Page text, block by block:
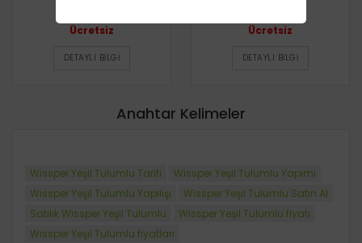
Ücretsiz
DETAYLI BILGI
Ücretsiz
DETAYLI BILGI
Anahtar Kelimeler
Wissper Yeşil Tulumlu Tarifi
Wissper Yeşil Tulumlu Yapımı
Wissper Yeşil Tulumlu Yapılışı
Wissper Yeşil Tulumlu Satın Al
Satılık Wissper Yeşil Tulumlu
Wissper Yeşil Tulumlu fiyatı
Wissper Yeşil Tulumlu fiyatları